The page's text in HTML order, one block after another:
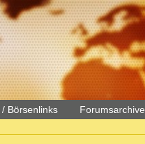
Börsenlinks Forumsarchive